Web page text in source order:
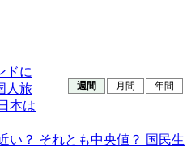
週間 月間 年間
ドに
人旅
本は
い？ それとも中央値？ 国民生